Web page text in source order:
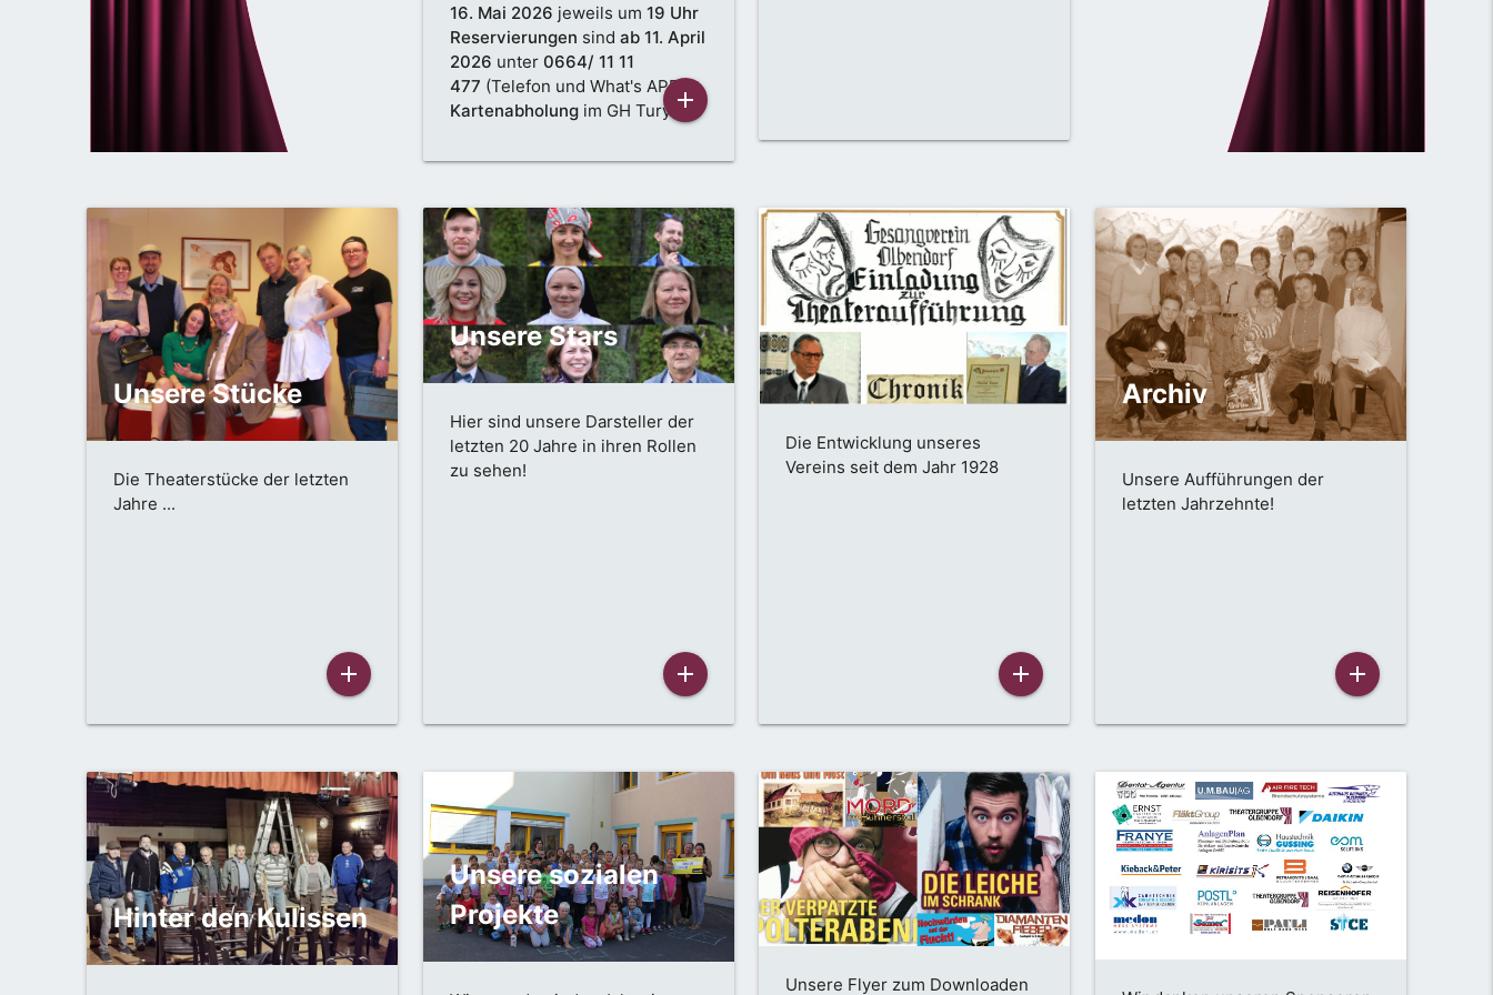
16. Mai 2026 jeweils um 19 Uhr
Reservierungen sind ab 11. April
2026 unter 0664/ 11 11
477 (Telefon und What's APP)
Kartenabholung im GH Tury am
20 Uhrund am Sonntag,26.
add
Unsere Stücke
Die Theaterstücke der letzten
Jahre ...
add
Unsere Stars
Hier sind unsere Darsteller der
letzten 20 Jahre in ihren Rollen
zu sehen!
add
Die Entwicklung unseres
Vereins seit dem Jahr 1928
add
Archiv
Unsere Aufführungen der
letzten Jahrzehnte!
add
Hinter den Kulissen
Unsere sozialen
Projekte
Unsere Flyer zum Downloaden